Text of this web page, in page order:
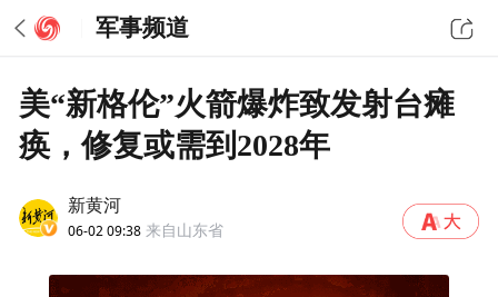
军事频道
美“新格伦”火箭爆炸致发射台瘫
痪，修复或需到2028年
新黄河
06-02 09:38 来自山东省